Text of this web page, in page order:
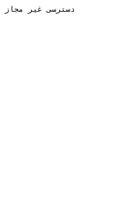
دسترسی غیر مجاز